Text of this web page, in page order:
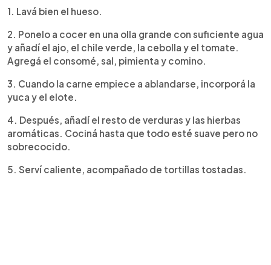
1. Lavá bien el hueso.
2. Ponelo a cocer en una olla grande con suficiente agua
y añadí el ajo, el chile verde, la cebolla y el tomate.
Agregá el consomé, sal, pimienta y comino.
3. Cuando la carne empiece a ablandarse, incorporá la
yuca y el elote.
4. Después, añadí el resto de verduras y las hierbas
aromáticas. Cociná hasta que todo esté suave pero no
sobrecocido.
5. Serví caliente, acompañado de tortillas tostadas.